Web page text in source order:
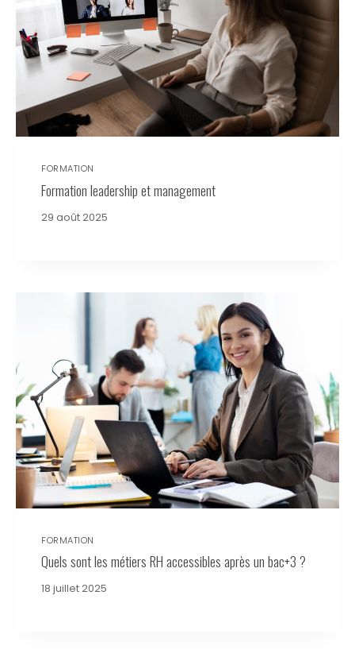
FORMATION
Formation leadership et management
29 août 2025
FORMATION
Quels sont les métiers RH accessibles après un bac+3 ?
18 juillet 2025